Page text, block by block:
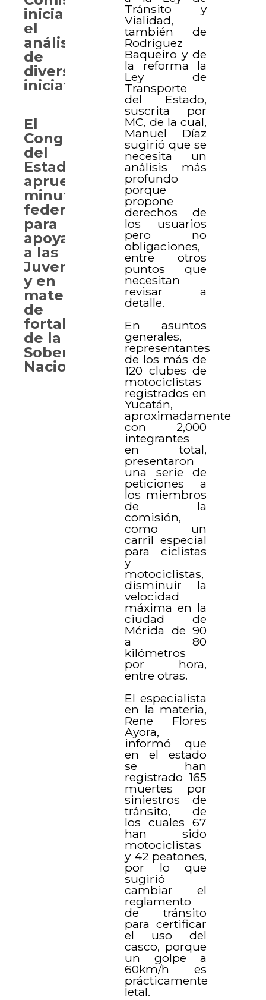
Tránsito y
Vialidad,
también de
Rodríguez
Baqueiro y de
la reforma la
Ley de
Transporte
del Estado,
suscrita por
MC, de la cual,
Manuel Díaz
sugirió que se
necesita un
análisis más
profundo
porque
propone
derechos de
los usuarios
pero no
obligaciones,
entre otros
puntos que
necesitan
revisar a
detalle.
En asuntos
generales,
representantes
de los más de
120 clubes de
motociclistas
registrados en
Yucatán,
aproximadamente
con 2,000
integrantes
en total,
presentaron
una serie de
peticiones a
los miembros
de la
comisión,
como un
carril especial
para ciclistas
y
motociclistas,
disminuir la
velocidad
máxima en la
ciudad de
Mérida de 90
a 80
kilómetros
por hora,
entre otras.
El especialista
en la materia,
Rene Flores
Ayora,
informó que
en el estado
se han
registrado 165
muertes por
siniestros de
tránsito, de
los cuales 67
han sido
motociclistas
y 42 peatones,
por lo que
sugirió
cambiar el
reglamento
de tránsito
para certificar
el uso del
casco, porque
un golpe a
60km/h es
prácticamente
letal.
iniciarán
el
análisis
de
diversas
iniciativas
El
Congreso
del
Estado
aprueba
minutas
federales
para
apoyar
a las
Juventudes
y en
materia
de
fortalecimiento
de la
Soberanía
Nacional